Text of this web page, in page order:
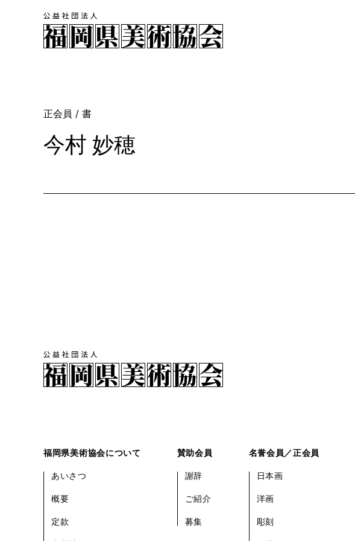
正会員 / 書
今村 妙穂
福岡県美術協会について
あいさつ
概要
定款
賛助会員
謝辞
ご紹介
募集
名誉会員／正会員
日本画
洋画
彫刻